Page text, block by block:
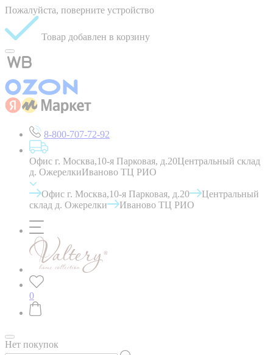
Пожалуйста, поверните устройство
Товар добавлен в корзину
8-800-707-72-92
Офис г. Москва,10-я Парковая, д.20Центральный склад
д. ОжерелкиИваново ТЦ РИО
Офис г. Москва,10-я Парковая, д.20
Центральный
склад д. Ожерелки
Иваново ТЦ РИО
0
Нет покупок